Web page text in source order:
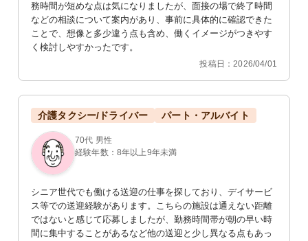
務時間が短めな点は気になりましたが、面接の場で終了時間
などの相談について案内があり、事前に具体的に確認できた
ことで、想像と多少違う点も含め、働くイメージがつきやす
く検討しやすかったです。
投稿日：2026/04/01
介護タクシー/ドライバー パート・アルバイト
70代 男性
経験年数：8年以上9年未満
シニア世代でも働ける送迎の仕事を探しており、デイサービ
ス等での送迎経験があります。こちらの施設は通えない距離
ではないと感じて応募しましたが、勤務時間帯が朝の早い時
間に集中することがあるなど他の送迎と少し異なる点もあっ